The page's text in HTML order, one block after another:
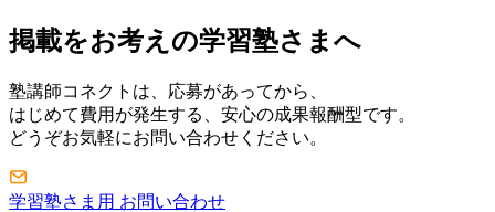
掲載をお考えの学習塾さまへ
塾講師コネクトは、応募があってから、
はじめて費用が発生する、安心の成果報酬型です。
どうぞお気軽にお問い合わせください。
学習塾さま用 お問い合わせ